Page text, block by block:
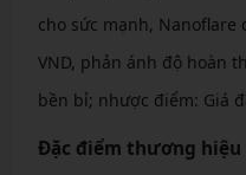
cho sức mạnh, Nanoflare
VND, phản ánh độ hoàn
bền bỉ; nhược điểm: Giá
Đặc điểm thương